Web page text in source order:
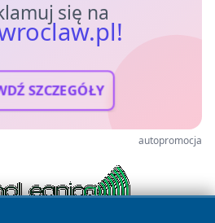
się na
SZCZEGÓŁY
autopromocja